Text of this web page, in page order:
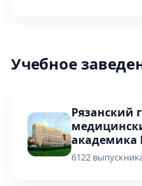
Учебное
Рязанский
академика
6122